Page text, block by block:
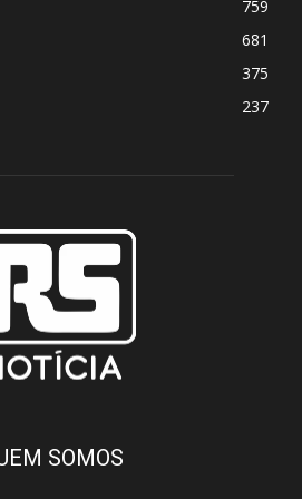
759
681
375
237
SOMOS